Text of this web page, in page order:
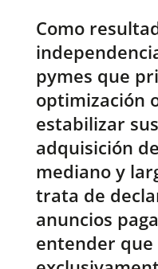
Como
pymes que
optimización
estabilizar
adquisición
mediano y
trata de
anuncios
entender